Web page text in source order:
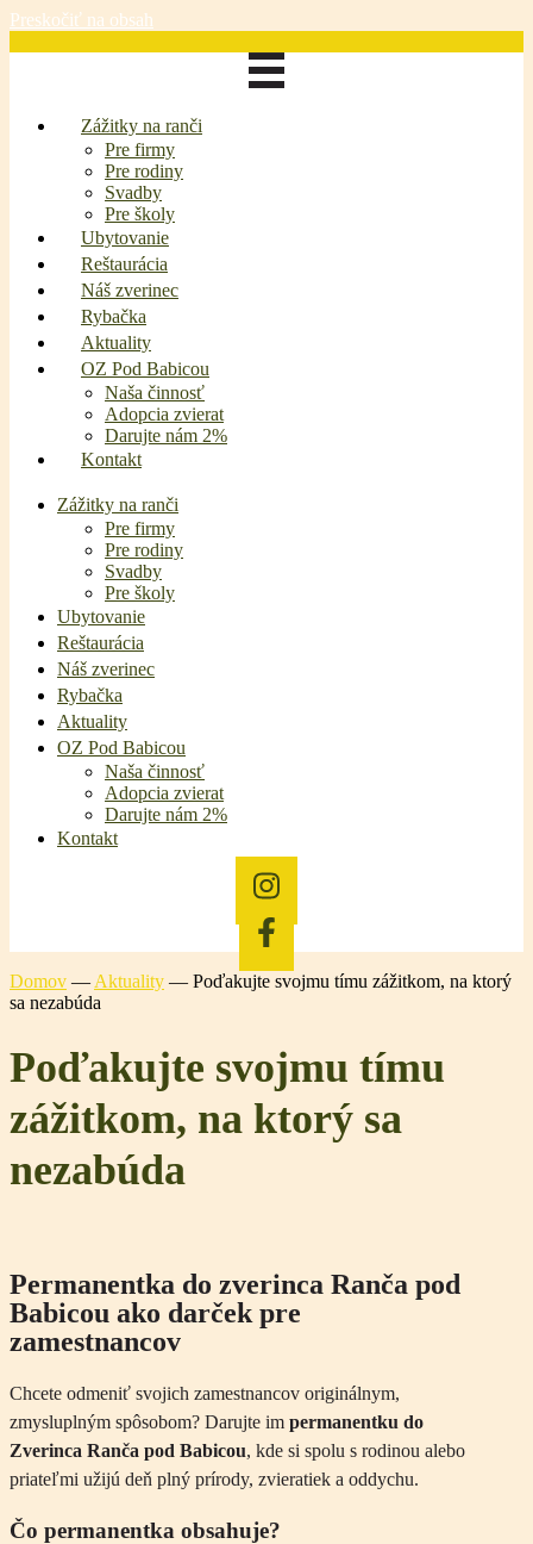
Preskočiť na obsah
Zážitky na ranči
Pre firmy
Pre rodiny
Svadby
Pre školy
Ubytovanie
Reštaurácia
Náš zverinec
Rybačka
Aktuality
OZ Pod Babicou
Naša činnosť
Adopcia zvierat
Darujte nám 2%
Kontakt
Zážitky na ranči
Pre firmy
Pre rodiny
Svadby
Pre školy
Ubytovanie
Reštaurácia
Náš zverinec
Rybačka
Aktuality
OZ Pod Babicou
Naša činnosť
Adopcia zvierat
Darujte nám 2%
Kontakt
Domov — Aktuality — Poďakujte svojmu tímu zážitkom, na ktorý
sa nezabúda
Poďakujte svojmu tímu
zážitkom, na ktorý sa
nezabúda
Permanentka do zverinca Ranča pod
Babicou ako darček pre
zamestnancov
Chcete odmeniť svojich zamestnancov originálnym,
zmysluplným spôsobom? Darujte im permanentku do
Zverinca Ranča pod Babicou, kde si spolu s rodinou alebo
priateľmi užijú deň plný prírody, zvieratiek a oddychu.
Čo permanentka obsahuje?